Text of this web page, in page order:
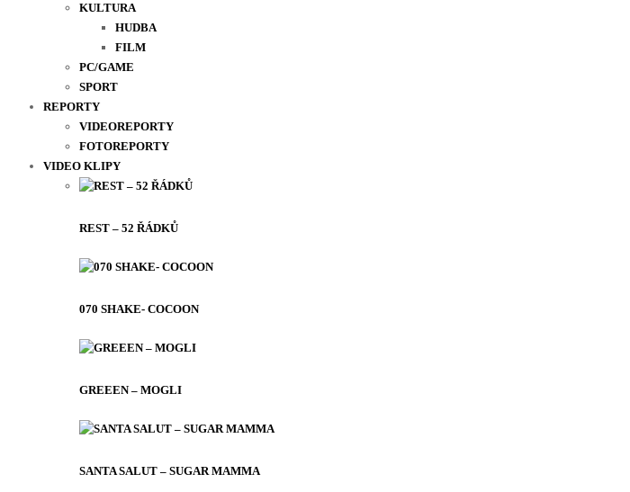
KULTURA
HUDBA
FILM
PC/GAME
SPORT
REPORTY
VIDEOREPORTY
FOTOREPORTY
VIDEO KLIPY
REST – 52 ŘÁDKŮ
070 SHAKE- COCOON
GREEEN – MOGLI
SANTA SALUT – SUGAR MAMMA